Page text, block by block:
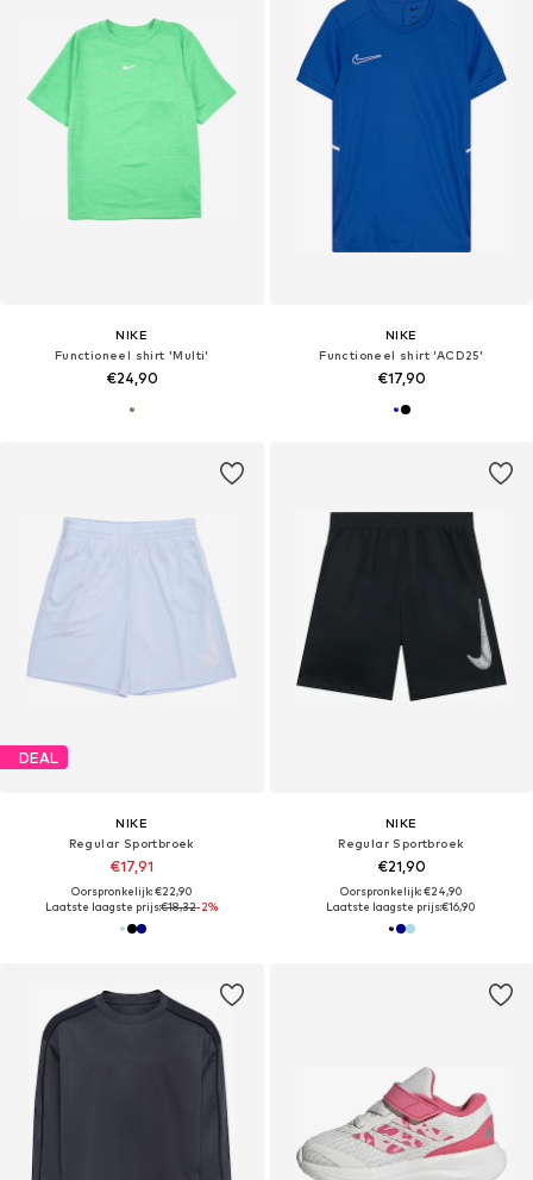
NIKE
Functioneel shirt 'Multi'
€24,90
NIKE
Functioneel shirt 'ACD25'
€17,90
DEAL
NIKE
Regular Sportbroek
€17,91
Oorspronkelijk: €22,90
Laatste laagste prijs:€18,32-2%
NIKE
Regular Sportbroek
€21,90
Oorspronkelijk: €24,90
Laatste laagste prijs:€16,90